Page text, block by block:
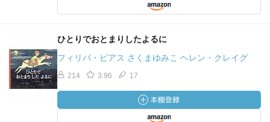
ひとりでおとまりしたよるに
フィリパ・ピアス さくまゆみこ ヘレン・クレイグ
214 3.96 17